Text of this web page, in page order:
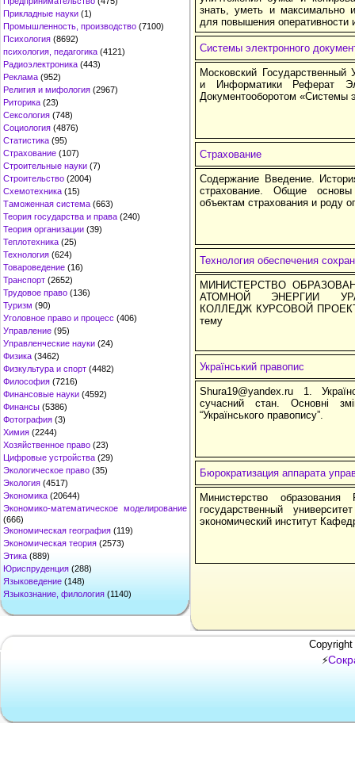
Прикладные науки (1)
Промышленность, производство (7100)
Психология (8692)
психология, педагогика (4121)
Радиоэлектроника (443)
Реклама (952)
Религия и мифология (2967)
Риторика (23)
Сексология (748)
Социология (4876)
Статистика (95)
Страхование (107)
Строительные науки (7)
Строительство (2004)
Схемотехника (15)
Таможенная система (663)
Теория государства и права (240)
Теория организации (39)
Теплотехника (25)
Технология (624)
Товароведение (16)
Транспорт (2652)
Трудовое право (136)
Туризм (90)
Уголовное право и процесс (406)
Управление (95)
Управленческие науки (24)
Физика (3462)
Физкультура и спорт (4482)
Философия (7216)
Финансовые науки (4592)
Финансы (5386)
Фотография (3)
Химия (2244)
Хозяйственное право (23)
Цифровые устройства (29)
Экологическое право (35)
Экология (4517)
Экономика (20644)
Экономико-математическое моделирование
(666)
Экономическая география (119)
Экономическая теория (2573)
Этика (889)
Юриспруденция (288)
Языковедение (148)
Языкознание, филология (1140)
знать, уметь и максимально
для повышения оперативности
Системы электронного
Московский Государственный
и Информатики Реферат
Документооборотом «Системы
Страхование
Содержание Введение.
страхование. Общие
объектам страхования и роду
Технология обеспечения
МИНИСТЕРСТВО
АТОМНОЙ ЭНЕРГИИ
КОЛЛЕДЖ КУРСОВОЙ ПРОЕКТ
тему
Український правопис
Shura19@yandex.ru 1.
сучасний стан. Основні
“Українського правопису”.
Бюрократизация аппарата
Министерство образования
государственный
экономический институт
⚡